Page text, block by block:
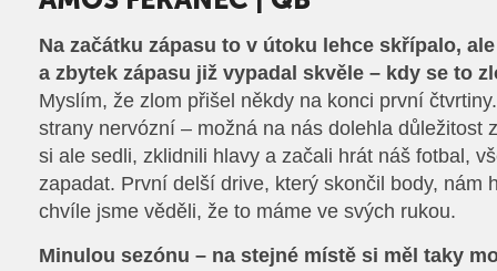
Na začátku zápasu to v útoku lehce skřípalo,
a zbytek zápasu již vypadal skvěle – kdy se to
Myslím, že zlom přišel někdy na konci první
strany nervózní – možná na nás dolehla důležitost
si ale sedli, zklidnili hlavy a začali hrát náš fotbal,
zapadat. První delší drive, který skončil body, nám
chvíle jsme věděli, že to máme ve svých rukou.
Minulou sezónu – na stejné místě si měl taky